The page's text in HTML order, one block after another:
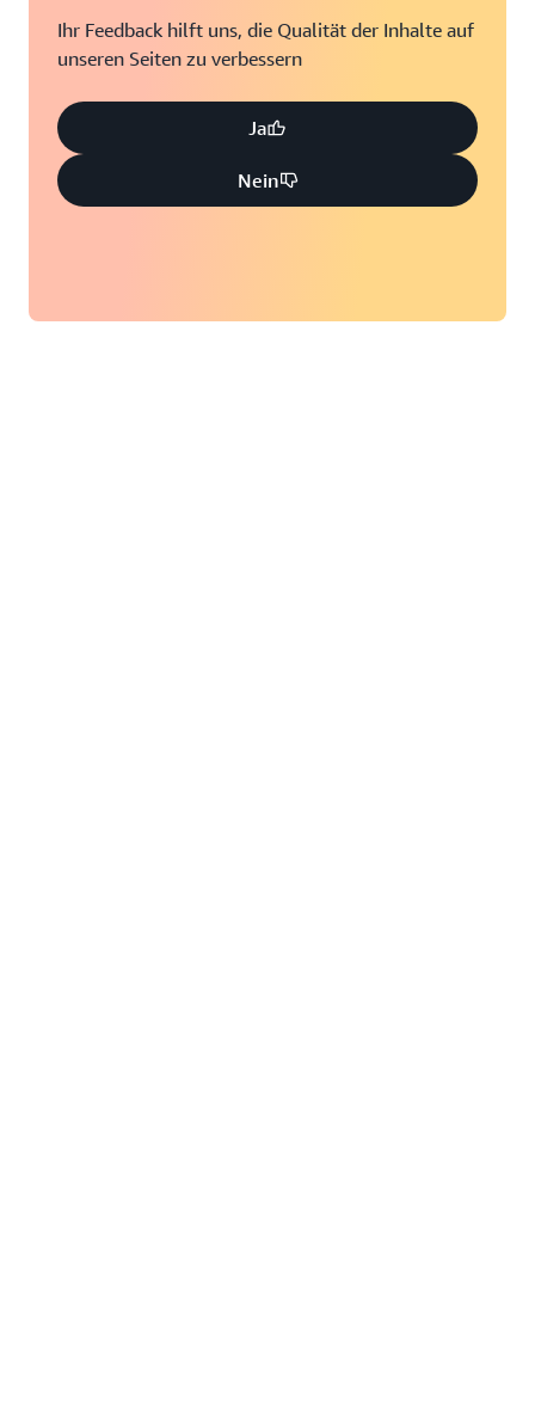
Ihr Feedback hilft uns, die Qualität der Inhalte auf
unseren Seiten zu verbessern
Ja
Nein